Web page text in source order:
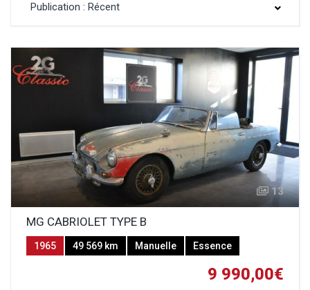
Publication : Récent
13
MG CABRIOLET TYPE B
9 990,00€
1965 49 569 km Manuelle Essence